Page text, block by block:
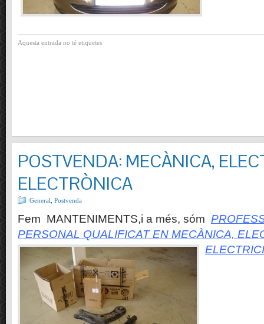
Aquesta entrada no té etiquetes
POSTVENDA: MECÀNICA,
ELECTRÒNICA
General Postvenda
Fem MANTENIMENTS,i a més, sóm
PERSONAL QUALIFICAT EN MECÀNICA,